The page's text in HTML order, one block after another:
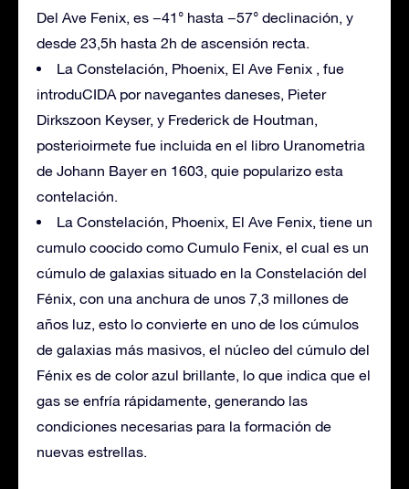
Del Ave Fenix, es −41° hasta −57° declinación, y
desde 23,5h hasta 2h de ascensión recta.
La Constelación, Phoenix, El Ave Fenix , fue
introduCIDA por navegantes daneses, Pieter
Dirkszoon Keyser, y Frederick de Houtman,
posterioirmete fue incluida en el libro Uranometria
de Johann Bayer en 1603, quie popularizo esta
contelación.
La Constelación, Phoenix, El Ave Fenix, tiene un
cumulo coocido como Cumulo Fenix, el cual es un
cúmulo de galaxias situado en la Constelación del
Fénix, con una anchura de unos 7,3 millones de
años luz, esto lo convierte en uno de los cúmulos
de galaxias más masivos, el núcleo del cúmulo del
Fénix es de color azul brillante, lo que indica que el
gas se enfría rápidamente, generando las
condiciones necesarias para la formación de
nuevas estrellas.